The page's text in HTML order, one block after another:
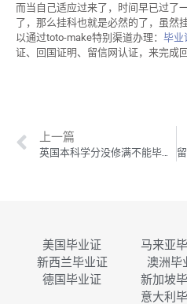
而当自己适应过来了，时间早已过了
了，那么挂科也就是必然的了，虽然
以通过toto-make特别渠道办理： 毕业
证、回国证明、留信网认证，来完成
上一篇
英国本科学分没修满不能毕业该怎么办？
美国毕业证 马来亚
新西兰毕业证
澳洲毕
德国毕业证
新加坡
意大利